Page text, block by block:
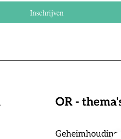
Inschrijven
OR -
Geheimhouding